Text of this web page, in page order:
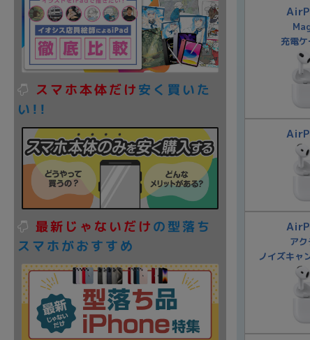
充電
ア
ノイズキャ
スマホ本体だけ 安く買いた
い!!
最新じゃないだけ の型落ち
スマホがおすすめ